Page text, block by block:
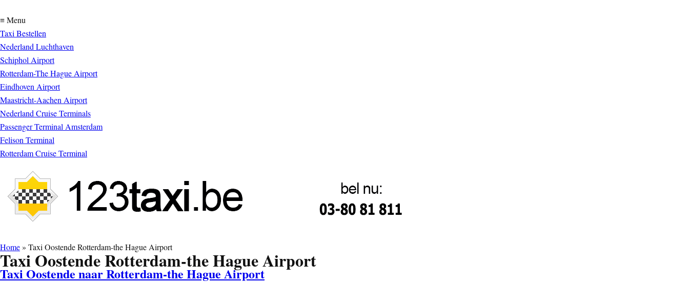
≡ Menu
Taxi Bestellen
Nederland Luchthaven
Schiphol Airport
Rotterdam-The Hague Airport
Eindhoven Airport
Maastricht-Aachen Airport
Nederland Cruise Terminals
Passenger Terminal Amsterdam
Felison Terminal
Rotterdam Cruise Terminal
Home» Taxi Oostende Rotterdam-the Hague Airport
Taxi Oostende Rotterdam-the Hague Airport
Taxi Oostende naar Rotterdam-the Hague Airport